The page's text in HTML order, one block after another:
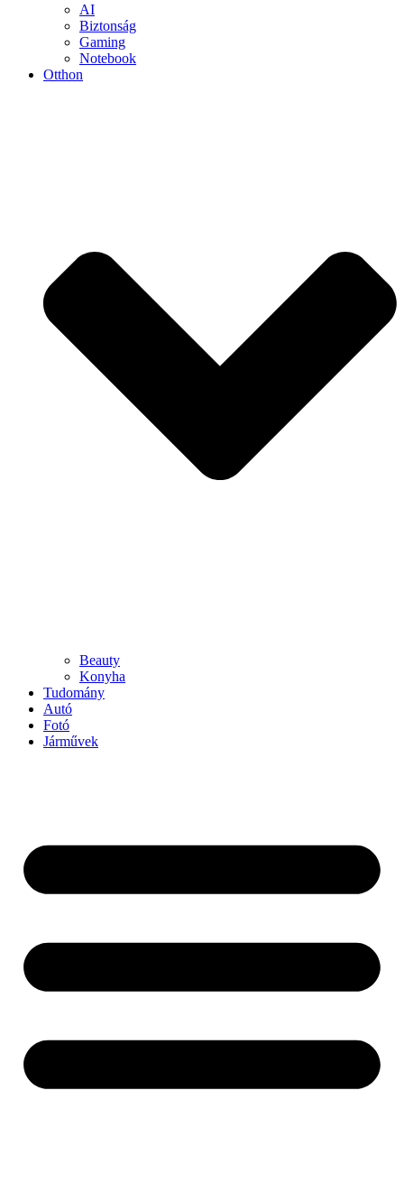
AI
Biztonság
Gaming
Notebook
Otthon
Beauty
Konyha
Tudomány
Autó
Fotó
Járművek